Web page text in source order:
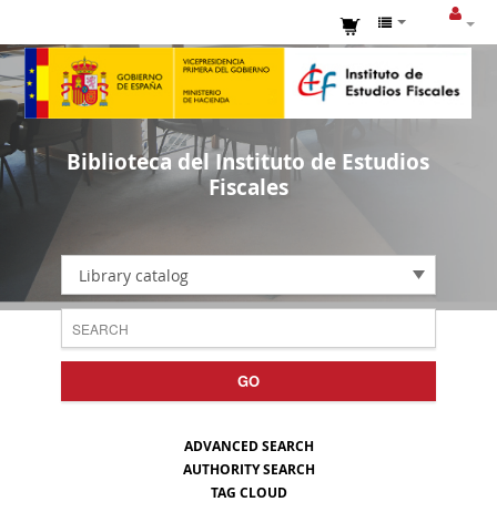
Biblioteca del Instituto de Estudios
Fiscales
Library catalog
GO
ADVANCED SEARCH
AUTHORITY SEARCH
TAG CLOUD